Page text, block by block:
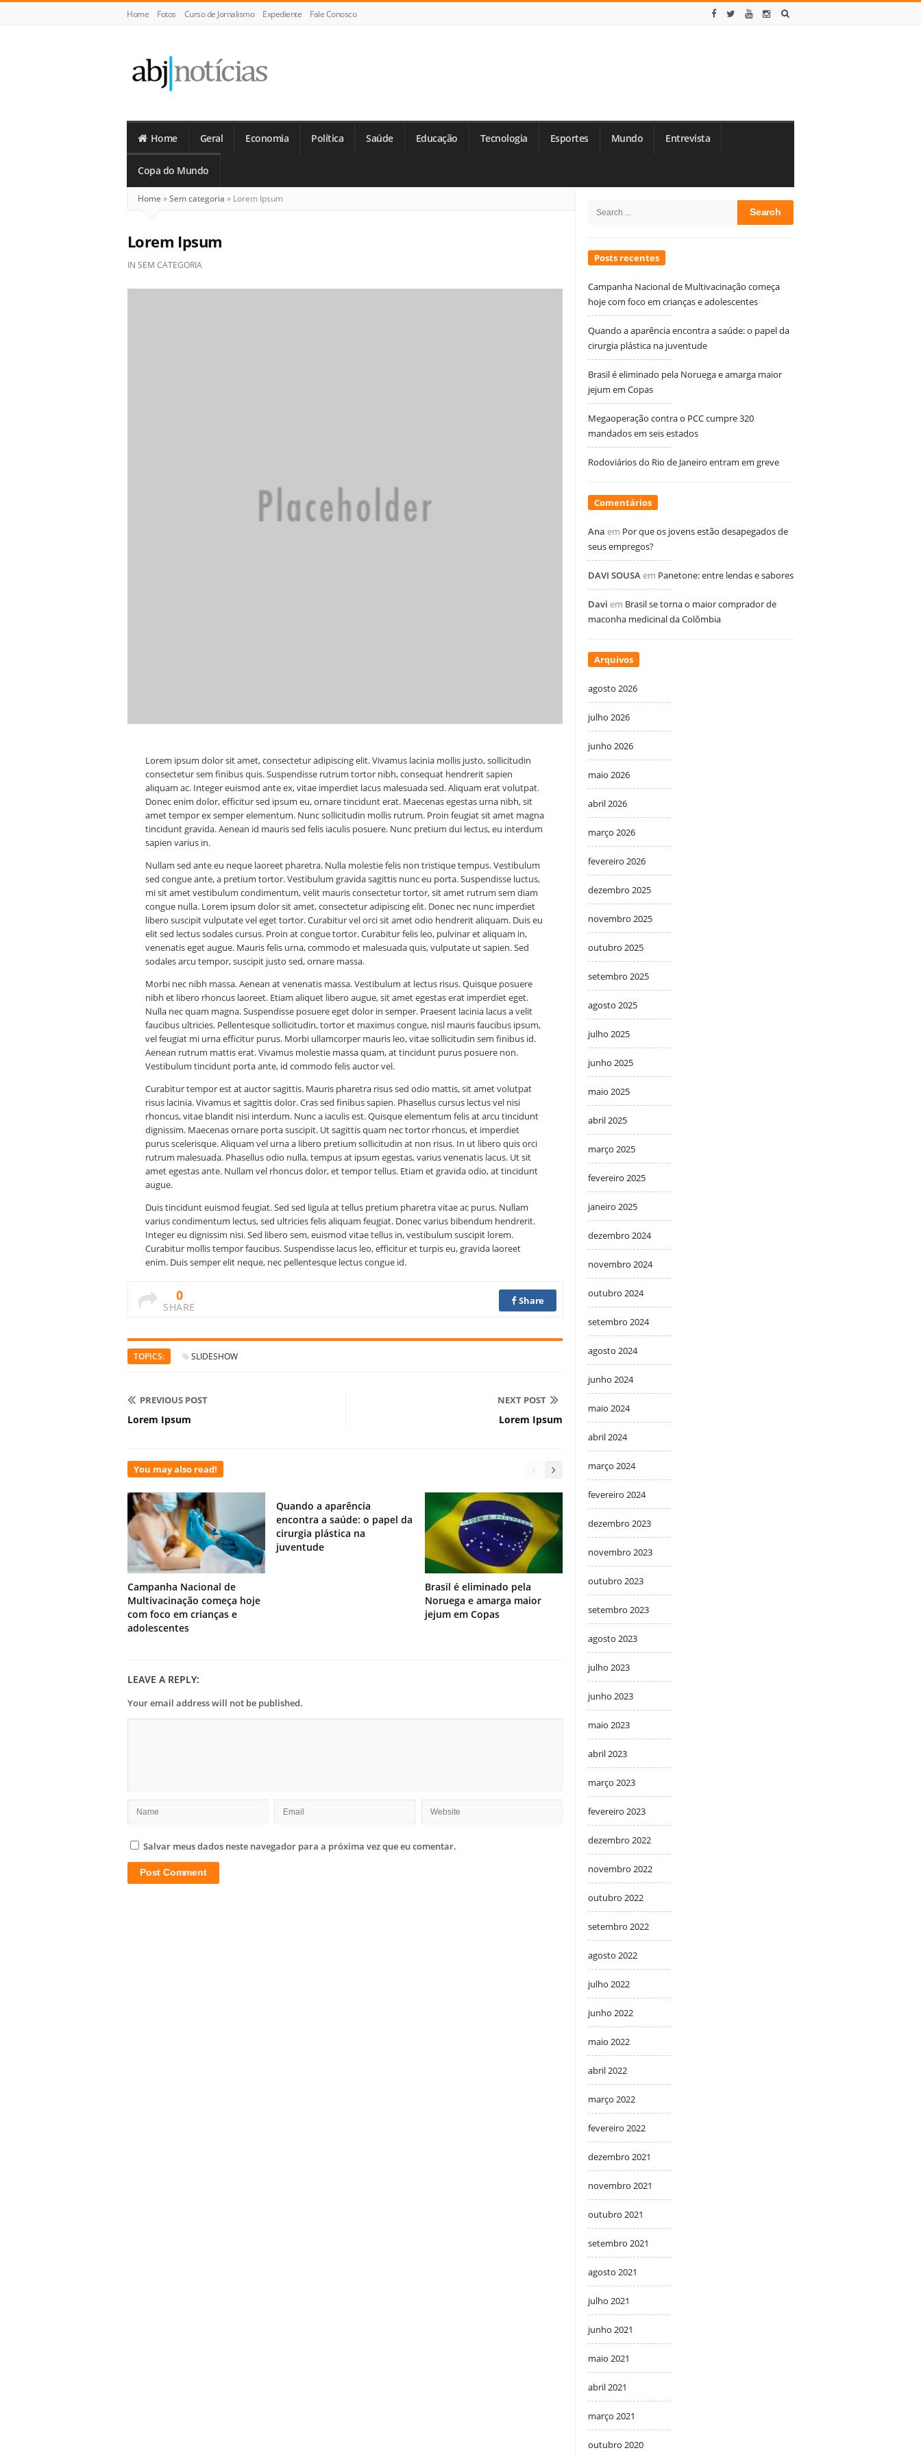
Home Fotos Curso de Jornalismo Expediente Fale Conosco
Notícias
Home Geral Economia Política Saúde Educação Tecnologia Esportes Mundo Entrevista
Copa do Mundo
Home »Sem categoria » Lorem Ipsum
Lorem Ipsum
IN SEM CATEGORIA
Lorem ipsum dolor sit amet, consectetur adipiscing elit. Vivamus lacinia mollis justo, sollicitudin
consectetur sem finibus quis. Suspendisse rutrum tortor nibh, consequat hendrerit sapien
aliquam ac. Integer euismod ante ex, vitae imperdiet lacus malesuada sed. Aliquam erat volutpat.
Donec enim dolor, efficitur sed ipsum eu, ornare tincidunt erat. Maecenas egestas urna nibh, sit
amet tempor ex semper elementum. Nunc sollicitudin mollis rutrum. Proin feugiat sit amet magna
tincidunt gravida. Aenean id mauris sed felis iaculis posuere. Nunc pretium dui lectus, eu interdum
sapien varius in.
Nullam sed ante eu neque laoreet pharetra. Nulla molestie felis non tristique tempus. Vestibulum
sed congue ante, a pretium tortor. Vestibulum gravida sagittis nunc eu porta. Suspendisse luctus,
mi sit amet vestibulum condimentum, velit mauris consectetur tortor, sit amet rutrum sem diam
congue nulla. Lorem ipsum dolor sit amet, consectetur adipiscing elit. Donec nec nunc imperdiet
libero suscipit vulputate vel eget tortor. Curabitur vel orci sit amet odio hendrerit aliquam. Duis eu
elit sed lectus sodales cursus. Proin at congue tortor. Curabitur felis leo, pulvinar et aliquam in,
venenatis eget augue. Mauris felis urna, commodo et malesuada quis, vulputate ut sapien. Sed
sodales arcu tempor, suscipit justo sed, ornare massa.
Morbi nec nibh massa. Aenean at venenatis massa. Vestibulum at lectus risus. Quisque posuere
nibh et libero rhoncus laoreet. Etiam aliquet libero augue, sit amet egestas erat imperdiet eget.
Nulla nec quam magna. Suspendisse posuere eget dolor in semper. Praesent lacinia lacus a velit
faucibus ultricies. Pellentesque sollicitudin, tortor et maximus congue, nisl mauris faucibus ipsum,
vel feugiat mi urna efficitur purus. Morbi ullamcorper mauris leo, vitae sollicitudin sem finibus id.
Aenean rutrum mattis erat. Vivamus molestie massa quam, at tincidunt purus posuere non.
Vestibulum tincidunt porta ante, id commodo felis auctor vel.
Curabitur tempor est at auctor sagittis. Mauris pharetra risus sed odio mattis, sit amet volutpat
risus lacinia. Vivamus et sagittis dolor. Cras sed finibus sapien. Phasellus cursus lectus vel nisi
rhoncus, vitae blandit nisi interdum. Nunc a iaculis est. Quisque elementum felis at arcu tincidunt
dignissim. Maecenas ornare porta suscipit. Ut sagittis quam nec tortor rhoncus, et imperdiet
purus scelerisque. Aliquam vel urna a libero pretium sollicitudin at non risus. In ut libero quis orci
rutrum malesuada. Phasellus odio nulla, tempus at ipsum egestas, varius venenatis lacus. Ut sit
amet egestas ante. Nullam vel rhoncus dolor, et tempor tellus. Etiam et gravida odio, at tincidunt
augue.
Duis tincidunt euismod feugiat. Sed sed ligula at tellus pretium pharetra vitae ac purus. Nullam
varius condimentum lectus, sed ultricies felis aliquam feugiat. Donec varius bibendum hendrerit.
Integer eu dignissim nisi. Sed libero sem, euismod vitae tellus in, vestibulum suscipit lorem.
Curabitur mollis tempor faucibus. Suspendisse lacus leo, efficitur et turpis eu, gravida laoreet
enim. Duis semper elit neque, nec pellentesque lectus congue id.
0
SHARE
Share
TOPICS: SLIDESHOW
PREVIOUS POST
Lorem Ipsum
NEXT POST
Lorem Ipsum
You may also read!
Campanha Nacional de
Multivacinação começa hoje
com foco em crianças e
adolescentes
Quando a aparência
encontra a saúde: o papel da
cirurgia plástica na
juventude
Brasil é eliminado pela
Noruega e amarga maior
jejum em Copas
LEAVE A REPLY:
Your email address will not be published.
Salvar meus dados neste navegador para a próxima vez que eu comentar.
Sidebar
Search
Posts recentes
Campanha Nacional de Multivacinação começa
hoje com foco em crianças e adolescentes
Quando a aparência encontra a saúde: o papel da
cirurgia plástica na juventude
Brasil é eliminado pela Noruega e amarga maior
jejum em Copas
Megaoperação contra o PCC cumpre 320
mandados em seis estados
Rodoviários do Rio de Janeiro entram em greve
Comentários
Ana em Por que os jovens estão desapegados de
seus empregos?
DAVI SOUSAem Panetone: entre lendas e sabores
Davi em Brasil se torna o maior comprador de
maconha medicinal da Colômbia
Arquivos
agosto 2026
julho 2026
junho 2026
maio 2026
abril 2026
março 2026
fevereiro 2026
dezembro 2025
novembro 2025
outubro 2025
setembro 2025
agosto 2025
julho 2025
junho 2025
maio 2025
abril 2025
março 2025
fevereiro 2025
janeiro 2025
dezembro 2024
novembro 2024
outubro 2024
setembro 2024
agosto 2024
junho 2024
maio 2024
abril 2024
março 2024
fevereiro 2024
dezembro 2023
novembro 2023
outubro 2023
setembro 2023
agosto 2023
julho 2023
junho 2023
maio 2023
abril 2023
março 2023
fevereiro 2023
dezembro 2022
novembro 2022
outubro 2022
setembro 2022
agosto 2022
julho 2022
junho 2022
maio 2022
abril 2022
março 2022
fevereiro 2022
dezembro 2021
novembro 2021
outubro 2021
setembro 2021
agosto 2021
julho 2021
junho 2021
maio 2021
abril 2021
março 2021
outubro 2020